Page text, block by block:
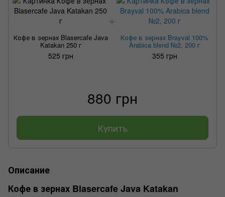
Кофе в зернах Blasercafe Java
Katakan 250 г
525 грн
Кофе в зернах Brayval 100%
Arabica blend №2, 200 г
355 грн
880 грн
Купить
Описание
Кофе в зернах Blasercafe Java Katakan